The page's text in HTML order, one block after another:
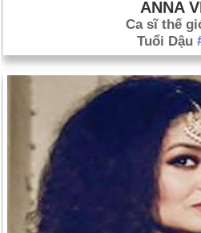
ANNA
Ca sĩ thế
Tuổi Dậu